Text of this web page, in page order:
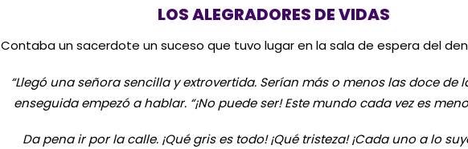
LOS ALEGRADORES DE VIDAS
Contaba un sacerdote un suceso que tuvo lugar en la sala de espera del
“Llegó una señora sencilla y extrovertida. Serían más o menos las doce de
enseguida empezó a hablar. “¡No puede ser! Este mundo cada vez es
Da pena ir por la calle. ¡Qué gris es todo! ¡Qué tristeza! ¡Cada uno a lo